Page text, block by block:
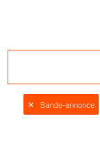
✕ Bande-annonce